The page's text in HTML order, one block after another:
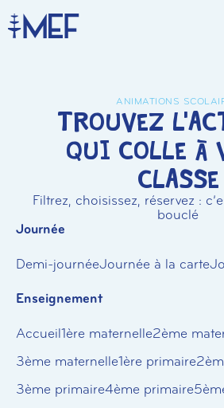
ANIMATIONS
Trouvez
qui colle à
classe
Filtrez, choisissez, réservez :
bouclé
Journée
Demi-journéeJournée à la carte
Enseignement
Accueil1ère maternelle2ème
3ème maternelle1ère primaire
3ème primaire4ème primaire